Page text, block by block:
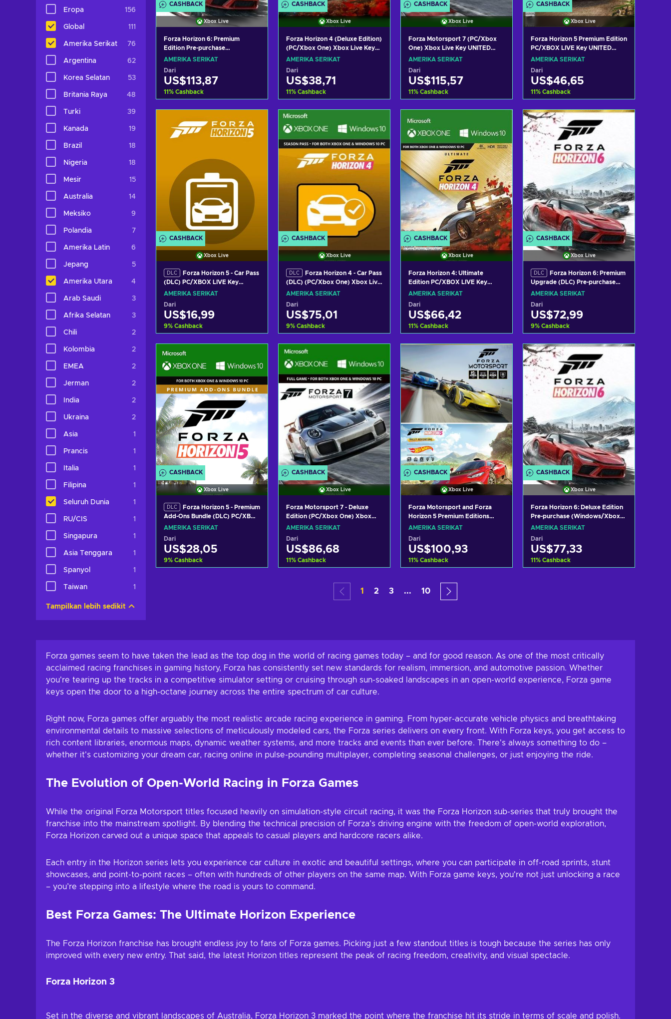
Eropa 156
Global 111
Amerika Serikat 76
Argentina 62
Korea Selatan 53
Britania Raya 48
Turki 39
Kanada 19
Brazil 18
Nigeria 18
Mesir 15
Australia 14
Meksiko 9
Polandia 7
Amerika Latin 6
Jepang 5
Amerika Utara 4
Arab Saudi 3
Afrika Selatan 3
Chili 2
Kolombia 2
EMEA 2
Jerman 2
India 2
Ukraina 2
Asia 1
Prancis 1
Italia 1
Filipina 1
Seluruh Dunia 1
RU/CIS 1
Singapura 1
Asia Tenggara 1
Spanyol 1
Taiwan 1
Tampilkan lebih sedikit
CASHBACK
Xbox Live
Forza Horizon 6: Premium
Edition Pre-purchase
(Windows/Xbox Series X|S)
AMERIKA SERIKAT
Dari
US$113,87
11% Cashback
Lihat penawaran
CASHBACK
Xbox Live
Forza Horizon 4 (Deluxe Edition)
(PC/Xbox One) Xbox Live Key
UNITED STATES
AMERIKA SERIKAT
Dari
US$38,71
11% Cashback
Tambah ke keranjang
Lihat penawaran
CASHBACK
Xbox Live
Forza Motorsport 7 (PC/Xbox
One) Xbox Live Key UNITED
STATES
AMERIKA SERIKAT
Dari
US$115,57
11% Cashback
Lihat penawaran
CASHBACK
Xbox Live
Forza Horizon 5 Premium Edition
PC/XBOX LIVE Key UNITED
STATES
AMERIKA SERIKAT
Dari
US$46,65
11% Cashback
Tambah ke keranjang
Lihat penawaran
CASHBACK
Xbox Live
DLC
Forza Horizon 5 - Car Pass
(DLC) PC/XBOX LIVE Key
UNITED STATES
AMERIKA SERIKAT
Dari
US$16,99
9% Cashback
Lihat penawaran
CASHBACK
Xbox Live
DLC
Forza Horizon 4 - Car Pass
(DLC) (PC/Xbox One) Xbox Live
Key UNITED STATES
AMERIKA SERIKAT
Dari
US$75,01
9% Cashback
Tambah ke keranjang
Lihat penawaran
CASHBACK
Xbox Live
Forza Horizon 4: Ultimate
Edition PC/XBOX LIVE Key
UNITED STATES
AMERIKA SERIKAT
Dari
US$66,42
11% Cashback
Tambah ke keranjang
Lihat penawaran
CASHBACK
Xbox Live
DLC
Forza Horizon 6: Premium
Upgrade (DLC) Pre-purchase
(Windows/Xbox Series X|S)
AMERIKA SERIKAT
Dari
US$72,99
9% Cashback
Tambah ke keranjang
Lihat penawaran
CASHBACK
Xbox Live
DLC
Forza Horizon 5 - Premium
Add-Ons Bundle (DLC) PC/XBOX
LIVE Key UNITED STATES
AMERIKA SERIKAT
Dari
US$28,05
9% Cashback
CASHBACK
Xbox Live
Forza Motorsport 7 - Deluxe
Edition (PC/Xbox One) Xbox
Live Key UNITED STATES
AMERIKA SERIKAT
Dari
US$86,68
11% Cashback
Tambah ke keranjang
Lihat penawaran
CASHBACK
Xbox Live
Forza Motorsport and Forza
Horizon 5 Premium Editions
Bundle PC/XBOX LIVE Key
AMERIKA SERIKAT
Dari
US$100,93
11% Cashback
Tambah ke keranjang
Lihat penawaran
CASHBACK
Xbox Live
Forza Horizon 6: Deluxe Edition
Pre-purchase (Windows/Xbox
Series X|S) XBOX LIVE Key
AMERIKA SERIKAT
Dari
US$77,33
11% Cashback
1 2 3 ... 10
Forza games seem to have taken the lead as the top dog in the world of racing games today – and for good reason. As one of the most critically
acclaimed racing franchises in gaming history, Forza has consistently set new standards for realism, immersion, and automotive passion. Whether
you're tearing up the tracks in a competitive simulator setting or cruising through sun-soaked landscapes in an open-world experience, Forza game
keys open the door to a high-octane journey across the entire spectrum of car culture.
Right now, Forza games offer arguably the most realistic arcade racing experience in gaming. From hyper-accurate vehicle physics and breathtaking
environmental details to massive selections of meticulously modeled cars, the Forza series delivers on every front. With Forza keys, you get access to
rich content libraries, enormous maps, dynamic weather systems, and more tracks and events than ever before. There's always something to do –
whether it's customizing your dream car, racing online in pulse-pounding multiplayer, completing seasonal challenges, or just enjoying the ride.
The Evolution of Open-World Racing in Forza Games
While the original Forza Motorsport titles focused heavily on simulation-style circuit racing, it was the Forza Horizon sub-series that truly brought the
franchise into the mainstream spotlight. By blending the technical precision of Forza’s driving engine with the freedom of open-world exploration,
Forza Horizon carved out a unique space that appeals to casual players and hardcore racers alike.
Each entry in the Horizon series lets you experience car culture in exotic and beautiful settings, where you can participate in off-road sprints, stunt
showcases, and point-to-point races – often with hundreds of other players on the same map. With Forza game keys, you're not just unlocking a race
– you’re stepping into a lifestyle where the road is yours to command.
Best Forza Games: The Ultimate Horizon Experience
The Forza Horizon franchise has brought endless joy to fans of Forza games. Picking just a few standout titles is tough because the series has only
improved with every new entry. That said, the latest Horizon titles represent the peak of racing freedom, creativity, and visual spectacle.
Forza Horizon 3
Set in the diverse and vibrant landscapes of Australia, Forza Horizon 3 marked the point where the franchise hit its stride in terms of scale and polish.